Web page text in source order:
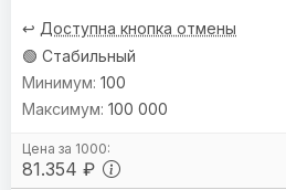
↩️ Доступна кнопка отмены
🟢 Стабильный
81.354 ₽
100
100 000